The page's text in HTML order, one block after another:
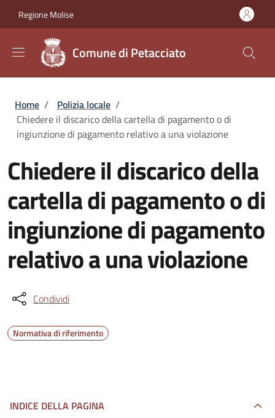
Regione Molise
Comune di Petacciato
Briciole di pane
Home / Polizia locale /
Chiedere il discarico della cartella di pagamento o di
ingiunzione di pagamento relativo a una violazione
Chiedere il discarico della
cartella di pagamento o di
ingiunzione di pagamento
relativo a una violazione
Condividi
Normativa di riferimento
INDICE DELLA PAGINA